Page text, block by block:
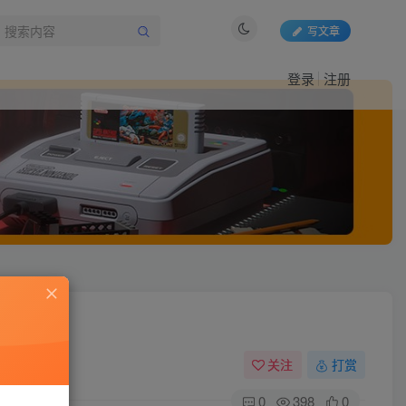
写文章
登录 注册
关注 打赏
0 398 0